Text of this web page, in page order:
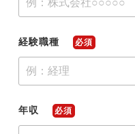
経験職種 必須
年収 必須